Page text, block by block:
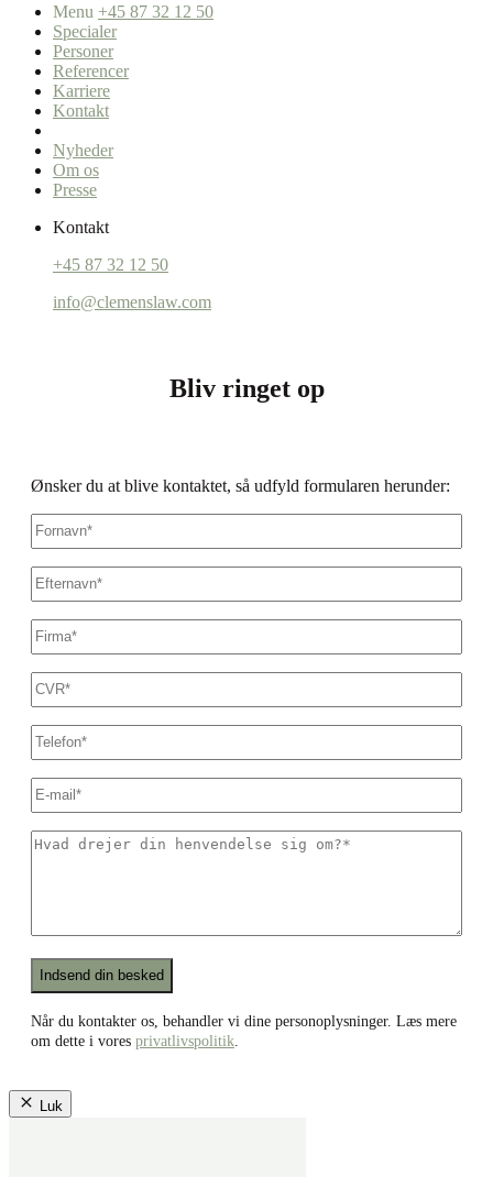
Menu +45 87 32 12 50
Specialer
Personer
Referencer
Karriere
Kontakt
Nyheder
Om os
Presse
Kontakt
+45 87 32 12 50
info@clemenslaw.com
Bliv ringet op
Ønsker du at blive kontaktet, så udfyld formularen herunder:
Fornavn*
Efternavn*
Firmanavn
CVR*
Dit
telefonnummer
E-
mail*
Hvad
om?
*Recaptcha
Når du kontakter os, behandler vi dine personoplysninger. Læs mere
om dette i vores privatlivspolitik
Luk